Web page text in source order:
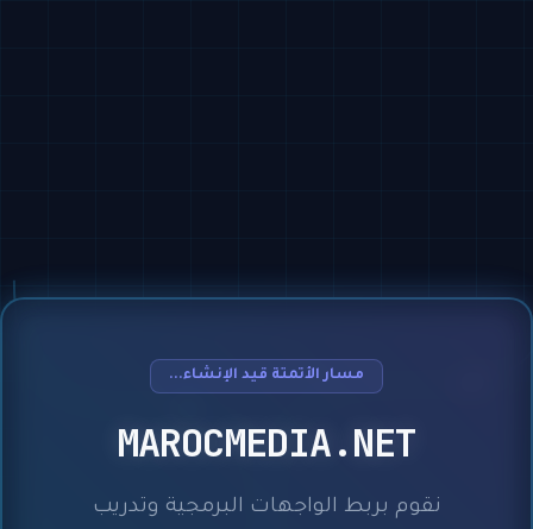
مسار الأتمتة قيد الإنشاء...
MAROCMEDIA.NET
نقوم بربط الواجهات البرمجية وتدريب